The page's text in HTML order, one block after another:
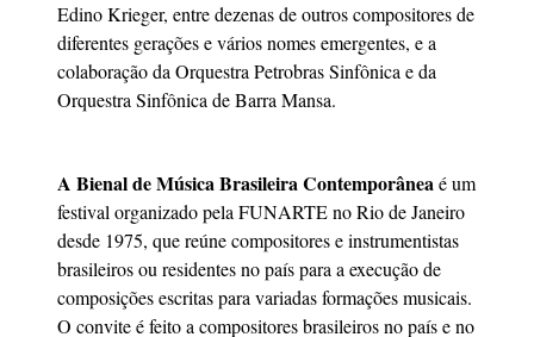
Edino Krieger, entre dezenas de outros compositores de
diferentes gerações e vários nomes emergentes, e a
colaboração da Orquestra Petrobras Sinfônica e da
Orquestra Sinfônica de Barra Mansa.
A Bienal de Música Brasileira Contemporâneaé um
festival organizado pela FUNARTE no Rio de Janeiro
desde 1975, que reúne compositores e instrumentistas
brasileiros ou residentes no país para a execução de
composições escritas para variadas formações musicais.
O convite é feito a compositores brasileiros no país e no